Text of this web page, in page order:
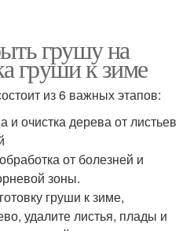
грушу на
груши к зиме
из 6 важных этапов:
очистка дерева от листьев
от болезней и
зоны.
груши к зиме,
удалите листья, плады и